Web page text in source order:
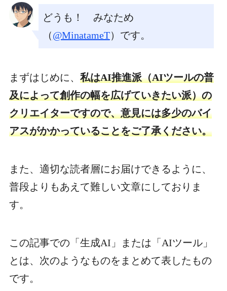
どうも！ みなため
（@MinatameT）です。
まずはじめに、 私はAI推進派（AIツールの普
及によって創作の幅を広げていきたい派）の
クリエイターですので、意見には多少のバイ
アスがかかっていることをご了承ください。
また、適切な読者層にお届けできるように、
普段よりもあえて難しい文章にしておりま
す。
この記事での「生成AI」または「AIツール」
とは、次のようなものをまとめて表したもの
です。